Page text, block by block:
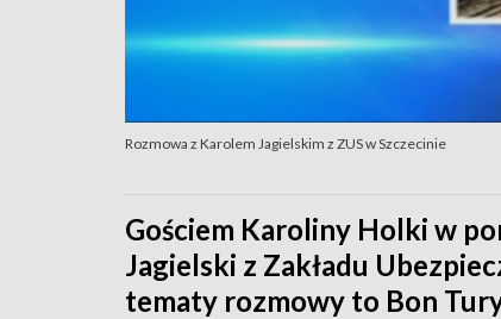
Rozmowa z Karolem Jagielskim z ZUS w Szczecinie
Gościem Karoliny Holki w
Jagielski z Zakładu
tematy rozmowy to Bon